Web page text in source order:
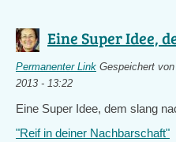
Eine Super Idee,
Permanenter Link Gespeichert von
2013 - 13:22
Eine Super Idee, dem slang
"Reif in deiner Nachbarschaft"